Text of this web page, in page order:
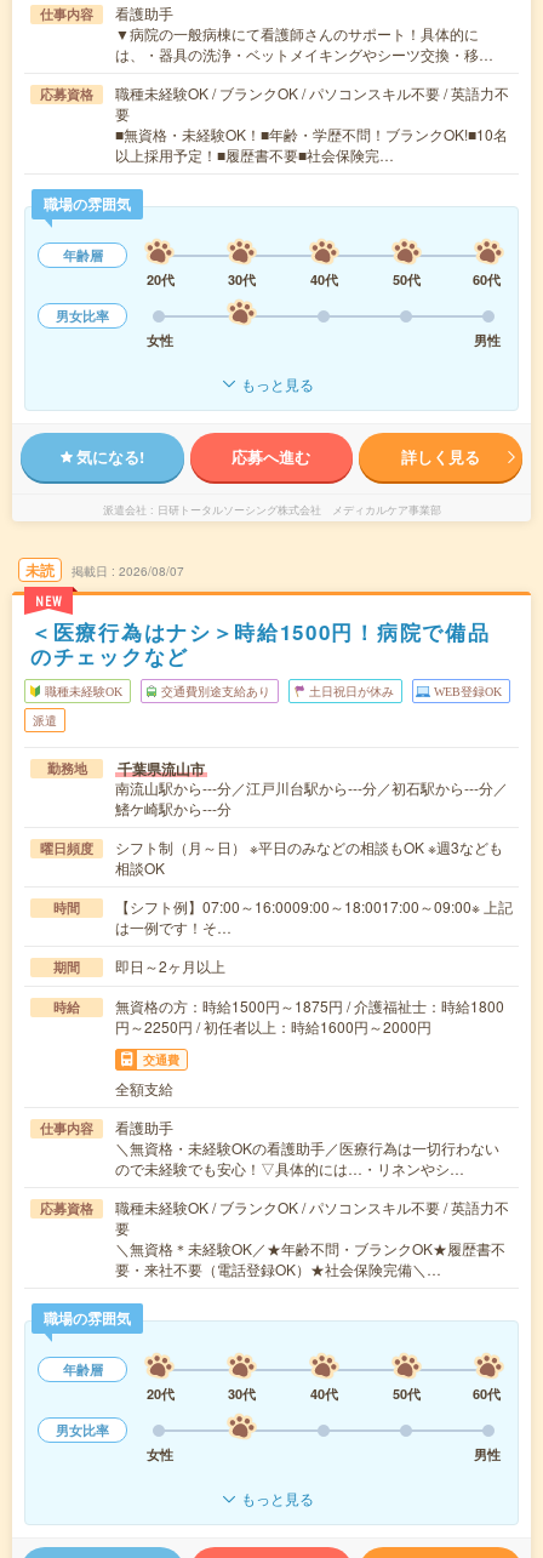
仕事内容
看護助手
▼病院の一般病棟にて看護師さんのサポート！具体的に
は、・器具の洗浄・ベットメイキングやシーツ交換・移…
応募資格
職種未経験OK / ブランクOK / パソコンスキル不要 / 英語力不
要
■無資格・未経験OK！■年齢・学歴不問！ブランクOK!■10名
以上採用予定！■履歴書不要■社会保険完…
職場の雰囲気
年齢層
20代
30代 40代 50代
60代
男女比率
女性
男性
もっと見る
気になる! 応募へ進む 詳しく見る
派遣会社 日研トータルソーシング株式会社 メディカルケア事業部
未読
NEW
掲載日 2026/08/07
＜医療行為はナシ＞時給1500円！病院で備品
のチェックなど
職種未経験OK 交通費別途支給あり 土日祝日が休み WEB登録OK
派遣
勤務地 千葉県流山市
南流山駅から---分／江戸川台駅から---分／初石駅から---分／
鰭ケ崎駅から---分
曜日頻度
シフト制（月～日） ※平日のみなどの相談もOK ※週3なども
相談OK
時間
【シフト例】07:00～16:0009:00～18:0017:00～09:00※ 上記
は一例です！そ…
期間 即日～2ヶ月以上
時給
無資格の方：時給1500円～1875円 / 介護福祉士：時給1800
円～2250円 / 初任者以上：時給1600円～2000円
交通費
全額支給
仕事内容
看護助手
＼無資格・未経験OKの看護助手／医療行為は一切行わない
ので未経験でも安心！▽具体的には…・リネンやシ…
応募資格
職種未経験OK / ブランクOK / パソコンスキル不要 / 英語力不
要
＼無資格＊未経験OK／★年齢不問・ブランクOK★履歴書不
要・来社不要（電話登録OK）★社会保険完備＼…
職場の雰囲気
年齢層
20代
30代 40代 50代
60代
男女比率
女性
男性
もっと見る